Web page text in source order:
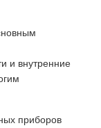
и внутренние
приборов